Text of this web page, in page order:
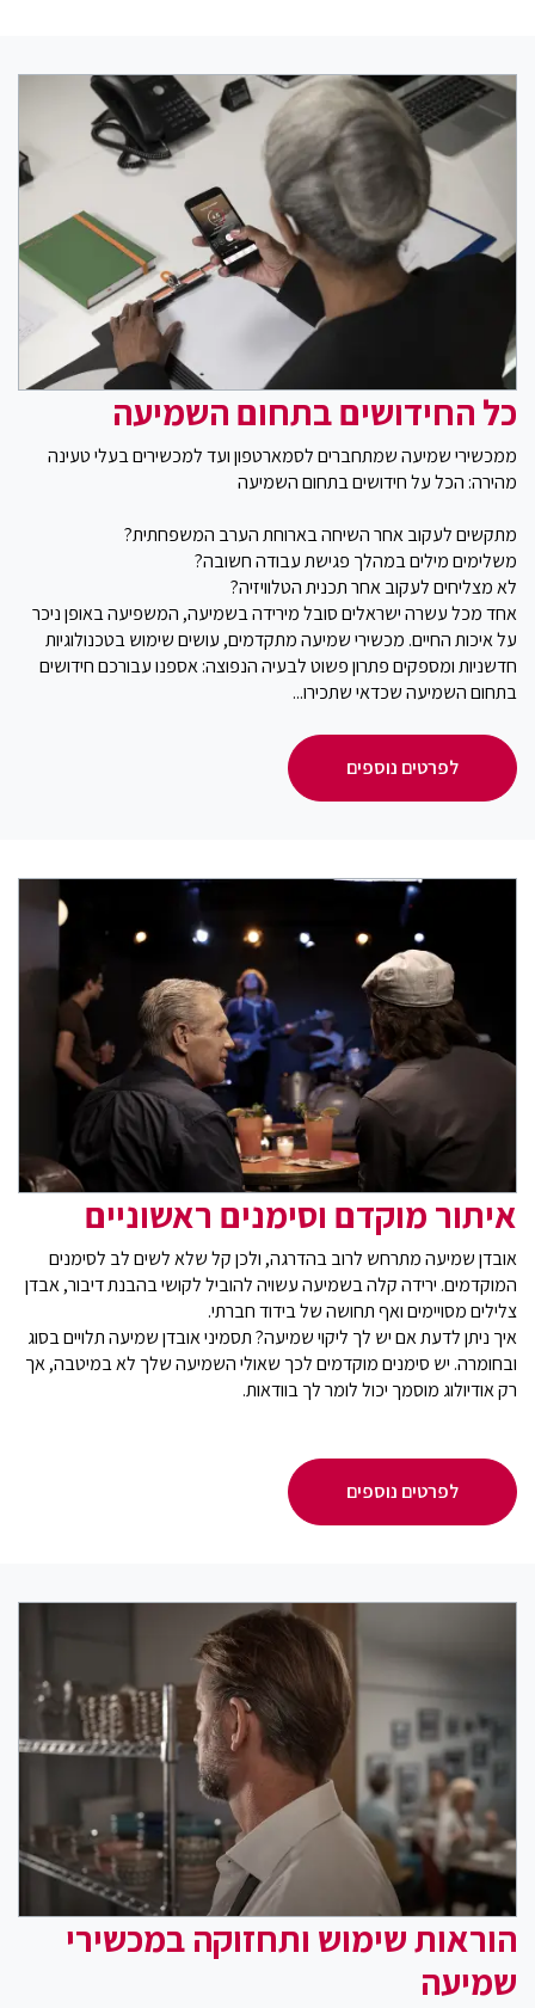
כל החידושים בתחום השמיעה
ממכשירי שמיעה שמתחברים לסמארטפון ועד למכשירים בעלי טעינה
מהירה: הכל על חידושים בתחום השמיעה
מתקשים לעקוב אחר השיחה בארוחת הערב המשפחתית?
משלימים מילים במהלך פגישת עבודה חשובה?
לא מצליחים לעקוב אחר תכנית הטלוויזיה?
אחד מכל עשרה ישראלים סובל מירידה בשמיעה, המשפיעה באופן ניכר
על איכות החיים. מכשירי שמיעה מתקדמים, עושים שימוש בטכנולוגיות
חדשניות ומספקים פתרון פשוט לבעיה הנפוצה: אספנו עבורכם חידושים
בתחום השמיעה שכדאי שתכירו...
לפרטים נוספים
איתור מוקדם וסימנים ראשוניים
אובדן שמיעה מתרחש לרוב בהדרגה, ולכן קל שלא לשים לב לסימנים
המוקדמים. ירידה קלה בשמיעה עשויה להוביל לקושי בהבנת דיבור, אבדן
צלילים מסויימים ואף תחושה של בידוד חברתי.
איך ניתן לדעת אם יש לך ליקוי שמיעה? תסמיני אובדן שמיעה תלויים בסוג
ובחומרה. יש סימנים מוקדמים לכך שאולי השמיעה שלך לא במיטבה, אך
רק אודיולוג מוסמך יכול לומר לך בוודאות.
לפרטים נוספים
הוראות שימוש ותחזוקה במכשירי
שמיעה